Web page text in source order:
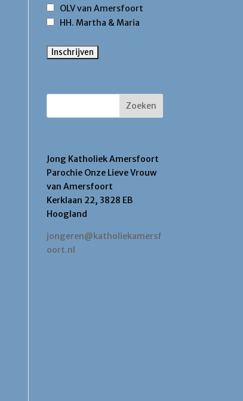
OLV van Amersfoort
HH. Martha & Maria
Jong Katholiek Amersfoort
Parochie Onze Lieve Vrouw
van Amersfoort
Kerklaan 22, 3828 EB
Hoogland
jongeren@katholiekamersf
oort.nl